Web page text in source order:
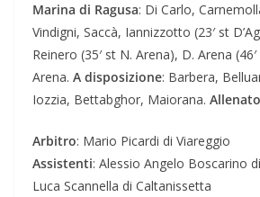
Marina di Ragusa: Di Carlo,
Vindigni, Saccà, Iannizzotto (23′ st
Reinero (35′ st N. Arena), D. Arena
Arena. A disposizione: Barbera,
Iozzia, Bettabghor, Maiorana.
Arbitro: Mario Picardi di Viareggio
Assistenti: Alessio Angelo Boscarino
Luca Scannella di Caltanissetta